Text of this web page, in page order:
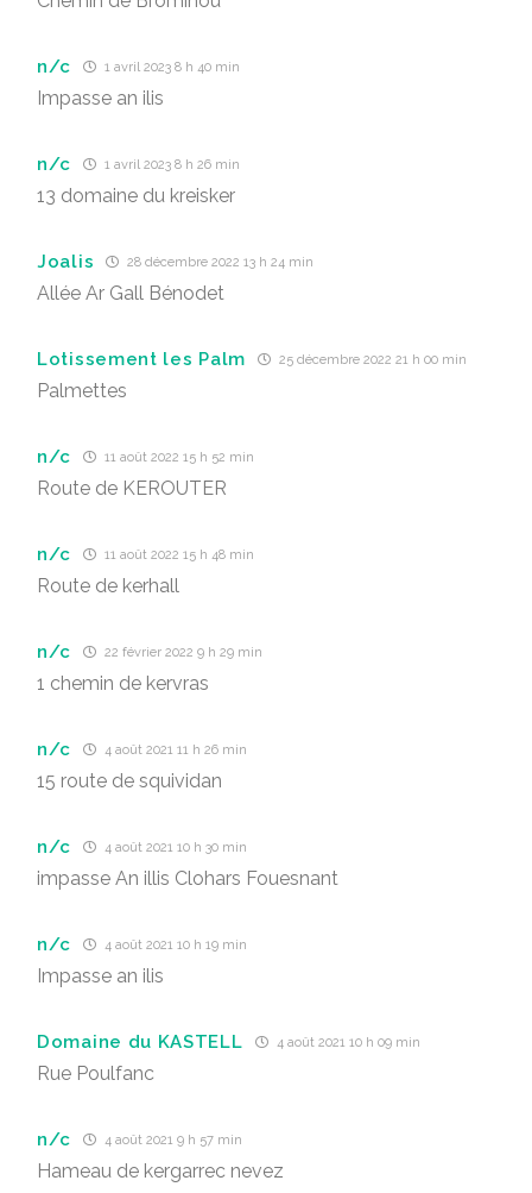
n/c 1 avril 2023 8 h 40 min
Impasse an ilis
n/c 1 avril 2023 8 h 26 min
13 domaine du kreisker
Joalis 28 décembre 2022 13 h 24 min
Allée Ar Gall Bénodet
Lotissement les Palm 25 décembre 2022 21 h 00 min
Palmettes
n/c 11 août 2022 15 h 52 min
Route de KEROUTER
n/c 11 août 2022 15 h 48 min
Route de kerhall
n/c 22 février 2022 9 h 29 min
1 chemin de kervras
n/c 4 août 2021 11 h 26 min
15 route de squividan
n/c 4 août 2021 10 h 30 min
impasse An illis Clohars Fouesnant
n/c 4 août 2021 10 h 19 min
Impasse an ilis
Domaine du KASTELL 4 août 2021 10 h 09 min
Rue Poulfanc
n/c 4 août 2021 9 h 57 min
Hameau de kergarrec nevez